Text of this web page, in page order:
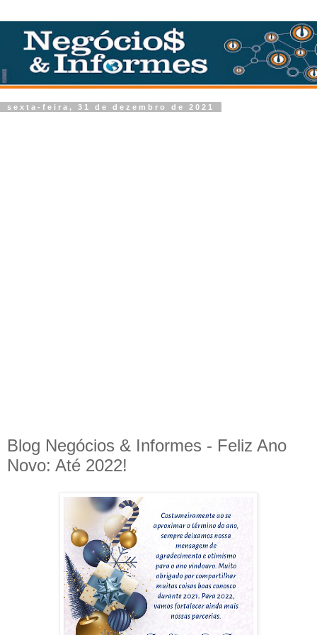
sexta-feira, 31 de dezembro de 2021
Blog Negócios & Informes - Feliz Ano
Novo: Até 2022!